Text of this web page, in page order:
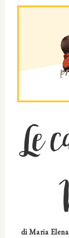
Le
diMaria